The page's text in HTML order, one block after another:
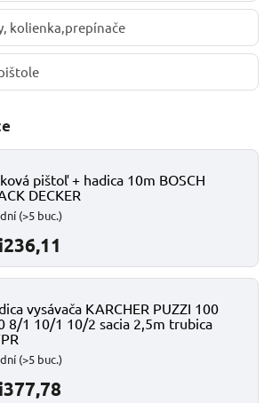
kolienka,prepínače
pištoľ + hadica 10m BOSCH
DECKER
(>5 buc.)
vysávača KARCHER PUZZI 100
8/1 10/1 10/2 sacia 2,5m trubica
(>5 buc.)